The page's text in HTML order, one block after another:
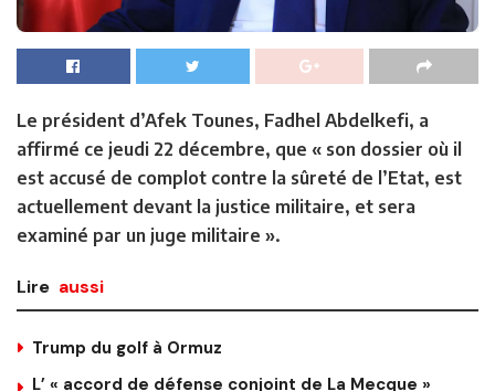
Le président d’Afek Tounes, Fadhel Abdelkefi, a
affirmé ce jeudi 22 décembre, que « son dossier où il
est accusé de complot contre la sûreté de l’Etat, est
actuellement devant la justice militaire, et sera
examiné par un juge militaire ».
Lire aussi
Trump du golf à Ormuz
L’ « accord de défense conjoint de La Mecque »